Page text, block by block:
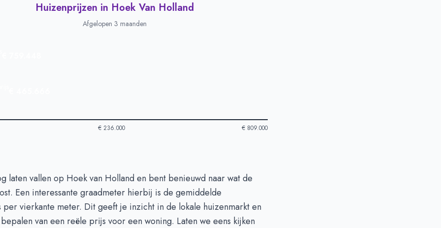
Huizenprijzen in Hoek Van Holland
Afgelopen 3 maanden
€ 236.000 € 809.000
Hoek Van Holland-Afgelopen 3 maanden
Type
Bedrag
€ 759.448
euro's
€ 465.666
laten vallen op Hoek van Holland en bent benieuwd naar wat de
Een interessante graadmeter hierbij is de gemiddelde
vierkante meter. Dit geeft je inzicht in de lokale huizenmarkt en
van een reële prijs voor een woning. Laten we eens kijken